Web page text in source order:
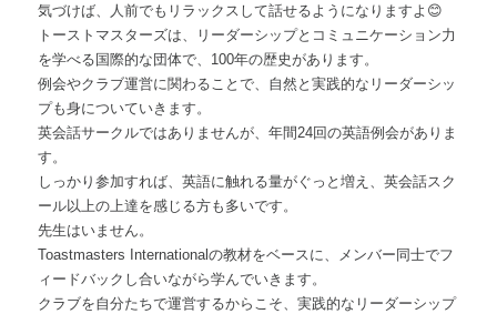
気づけば、人前でもリラックスして話せるようになりますよ😊
トーストマスターズは、リーダーシップとコミュニケーション力
を学べる国際的な団体で、100年の歴史があります。
例会やクラブ運営に関わることで、自然と実践的なリーダーシッ
プも身についていきます。
英会話サークルではありませんが、年間24回の英語例会がありま
す。
しっかり参加すれば、英語に触れる量がぐっと増え、英会話スク
ール以上の上達を感じる方も多いです。
先生はいません。
Toastmasters Internationalの教材をベースに、メンバー同士でフ
ィードバックし合いながら学んでいきます。
クラブを自分たちで運営するからこそ、実践的なリーダーシップ